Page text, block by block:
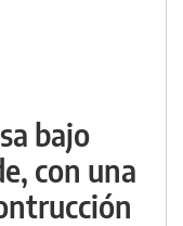
bajo
con una